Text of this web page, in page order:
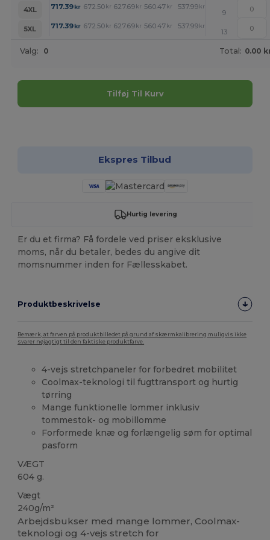
4XL
717.39kr 672.50 kr 627.69 kr 560.47 kr 537.99 kr +
9
5XL
717.39kr 672.50 kr 627.69 kr 560.47 kr 537.99 kr +
13
Valg: 0 Total: 0.00
Tilføj Til Kurv
Ekspres Tilbud
Hurtig levering
Er du et firma? Få fordele ved priser eksklusive
moms, når du betaler, bedes du angive dit
momsnummer inden for Fællesskabet.
Produktbeskrivelse
Bemærk, at farven på produktbilledet på grund af skærmkalibrering muligvis ikke
svarer nøjagtigt til den faktiske produktfarve.
4-vejs stretchpaneler for forbedret mobilitet
Coolmax-teknologi til fugttransport og hurtig
tørring
Mange funktionelle lommer inklusiv
tommestok- og mobillomme
Forformede knæ og forlængelig søm for optimal
pasform
VÆGT
604 g.
Vægt
240g/m²
Arbejdsbukser med mange lommer, Coolmax-
teknologi og 4-vejs stretch for